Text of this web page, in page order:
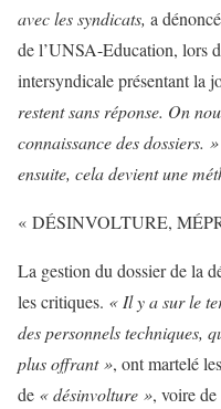
avec les syndicats, a
de l’UNSA-Education, lors
intersyndicale présentant la
restent sans réponse. On
connaissance des dossiers.
ensuite, cela devient une
« DÉSINVOLTURE,
La gestion du dossier de la
les critiques. « Il y a sur le
des personnels techniques,
plus offrant », ont martelé
de « désinvolture », voire de